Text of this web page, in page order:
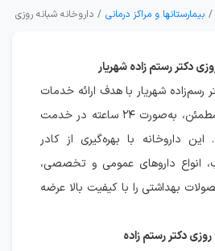
بیمارستانها و مراکز درمانی داروخانه شبانه روزی
دکتر رستم زاده شهریار
رسم‌زاده شهریار با هدف ارائه خدمات
دارویی دقیق، سریع و مطمئن، به‌صورت ۲۴ ساعته در خدمت
داروخانه با بهره‌گیری از کادر
انواع داروهای عمومی و تخصصی،
بهداشتی را با کیفیت بالا عرضه
دکتر رستم زاده